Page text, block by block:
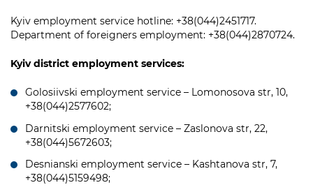
Kyiv employment service hotline: +38(044)2451717.
Department of foreigners employment: +38(044)2870724.
Kyiv district employment services:
Golosiivski employment service – Lomonosova str, 10,
+38(044)2577602;
Darnitski employment service – Zaslonova str, 22,
+38(044)5672603;
Desnianski employment service – Kashtanova str, 7,
+38(044)5159498;